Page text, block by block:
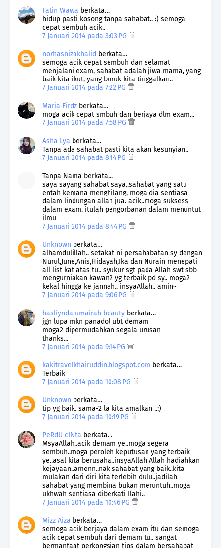
Fatin Wawa berkata…
hidup pasti kosong tanpa sahabat.. :) semoga
cepat sembuh acik..
7 Januari 2014 pada 3:03 PG
norhasnizakhalid berkata…
semoga acik cepat sembuh dan selamat
menjalani exam, sahabat adalah jiwa mama, yang
baik kita ikut, yang buruk kita tinggalkan..
7 Januari 2014 pada 7:22 PG
Maria Firdz berkata…
moga acik cepat smbuh dan berjaya dlm exam...
7 Januari 2014 pada 7:58 PG
Asha Lya berkata…
Tanpa ada sahabat pasti kita akan kesunyian..
7 Januari 2014 pada 8:14 PG
Tanpa Nama berkata…
saya sayang sahabat saya..sahabat yang satu
entah kemana menghilang, moga dia sentiasa
dalam lindungan allah jua. acik..moga suksess
dalam exam. itulah pengorbanan dalam menuntut
ilmu
7 Januari 2014 pada 8:44 PG
Unknown berkata…
alhamdulillah.. setakat ni persahabatan sy dengan
Nurul,June,Anis,Hidayah,Ika dan Nurain menepati
all list kat atas tu.. syukur sgt pada Allah swt sbb
mengurniakan kawan2 yg terbaik pd sy.. moga2
kekal hingga ke jannah.. insyaAllah.. amin~
7 Januari 2014 pada 9:06 PG
hasliynda umairah beauty berkata…
jgn lupa mkn panadol ubt demam
moga2 dipermudahkan segala urusan
thanks...
7 Januari 2014 pada 9:14 PG
kakitravelkhairuddin.blogspot.com berkata…
Terbaik
7 Januari 2014 pada 10:08 PG
Unknown berkata…
tip yg baik. sama-2 la kita amalkan ..:)
7 Januari 2014 pada 10:19 PG
PeRdU cINta berkata…
MsyaAllah..acik demam ye..moga segera
sembuh..moga peroleh keputusan yang terbaik
ye..asal kita berusaha..insyaAllah Allah hadiahkan
kejayaan..amenn..nak sahabat yang baik..kita
mulakan dari diri kita terlebih dulu..jadilah
sahabat yang membina bukan meruntuh..moga
ukhwah sentiasa diberkati Ilahi..
7 Januari 2014 pada 10:46 PG
Mizz Aiza berkata…
semoga acik berjaya dalam exam itu dan semoga
acik cepat sembuh dari demam tu.. sangat
bermanfaat perkongsian tips dalam bersahabat